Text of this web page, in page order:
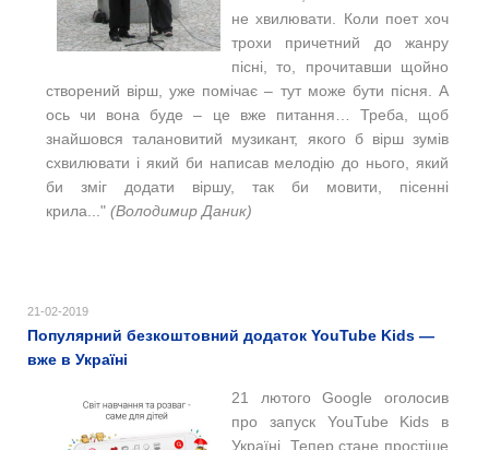
не хвилювати. Коли поет хоч
трохи причетний до жанру
пісні, то, прочитавши щойно
створений вірш, уже помічає – тут може бути пісня. А
ось чи вона буде – це вже питання… Треба, щоб
знайшовся талановитий музикант, якого б вірш зумів
схвилювати і який би написав мелодію до нього, який
би зміг додати віршу, так би мовити, пісенні
крила..." (Володимир Даник)
21-02-2019
Популярний безкоштовний додаток YouTube Kids —
вже в Україні
21 лютого Google оголосив
про запуск YouTube Kids в
Україні. Тепер стане простіше